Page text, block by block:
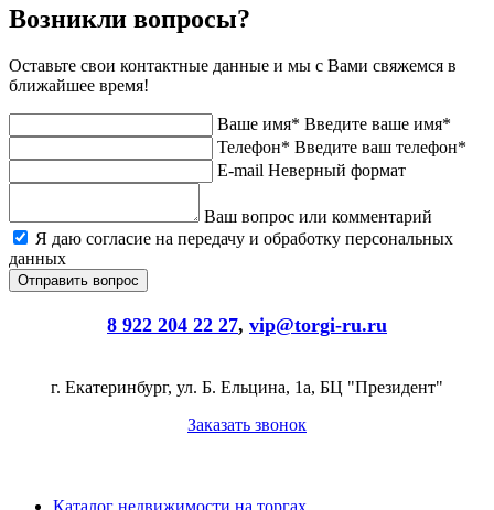
Возникли вопросы?
Оставьте свои контактные данные и мы с Вами свяжемся в
ближайшее время!
Ваше имя* Введите ваше имя*
Телефон* Введите ваш телефон*
E-mail Неверный формат
Ваш вопрос или комментарий
Я даю согласие на передачу и обработку персональных
данных
8 922 204 22 27, vip@torgi-ru.ru
г. Екатеринбург, ул. Б. Ельцина, 1а, БЦ "Президент"
Заказать звонок
Каталог недвижимости на торгах